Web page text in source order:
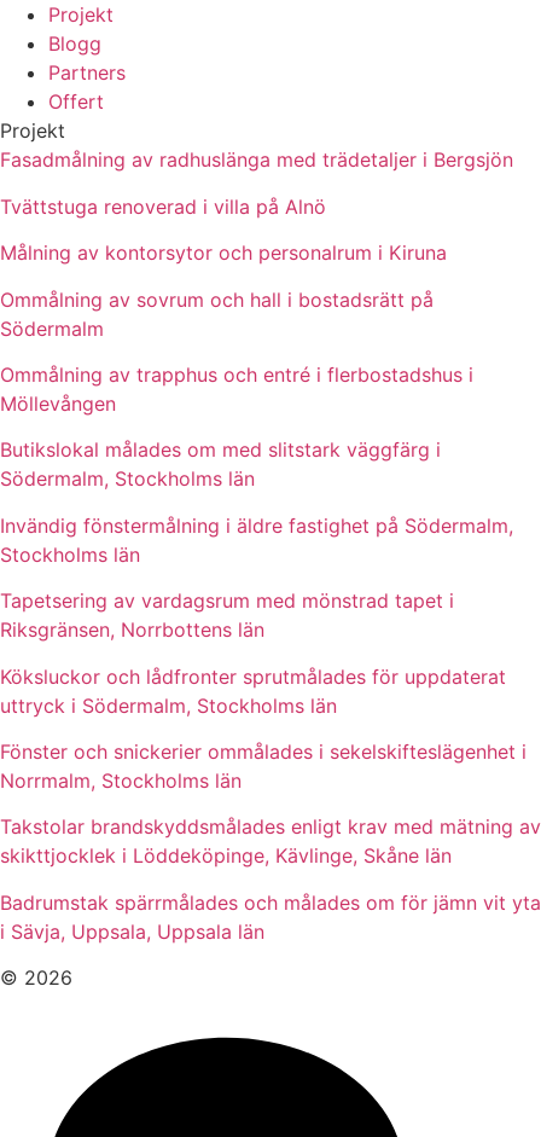
Projekt
Blogg
Partners
Offert
Projekt
Fasadmålning av radhuslänga med trädetaljer i Bergsjön
Tvättstuga renoverad i villa på Alnö
Målning av kontorsytor och personalrum i Kiruna
Ommålning av sovrum och hall i bostadsrätt på
Södermalm
Ommålning av trapphus och entré i flerbostadshus i
Möllevången
Butikslokal målades om med slitstark väggfärg i
Södermalm, Stockholms län
Invändig fönstermålning i äldre fastighet på Södermalm,
Stockholms län
Tapetsering av vardagsrum med mönstrad tapet i
Riksgränsen, Norrbottens län
Köksluckor och lådfronter sprutmålades för uppdaterat
uttryck i Södermalm, Stockholms län
Fönster och snickerier ommålades i sekelskifteslägenhet i
Norrmalm, Stockholms län
Takstolar brandskyddsmålades enligt krav med mätning av
skikttjocklek i Löddeköpinge, Kävlinge, Skåne län
Badrumstak spärrmålades och målades om för jämn vit yta
i Sävja, Uppsala, Uppsala län
© 2026